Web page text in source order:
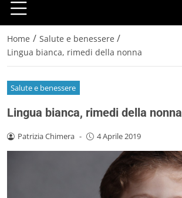
Home / Salute e benessere /
Lingua bianca, rimedi della nonna
Salute e benessere
Lingua bianca, rimedi della nonna
Patrizia Chimera - 4 Aprile 2019